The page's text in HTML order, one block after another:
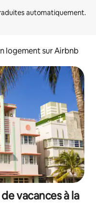
logement sur Airbnb
vacances à la